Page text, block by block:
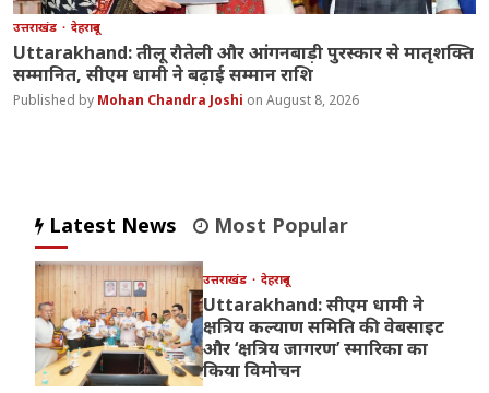
उत्तराखंड देहरादून
Uttarakhand: तीलू रौतेली और आंगनबाड़ी पुरस्कार से मातृशक्ति
सम्मानित, सीएम धामी ने बढ़ाई सम्मान राशि
Mohan Chandra Joshi August 8, 2026
Latest News Most Popular
उत्तराखंड देहरादून
Uttarakhand: सीएम धामी ने
क्षत्रिय कल्याण समिति की वेबसाइट
और ‘क्षत्रिय जागरण’ स्मारिका का
किया विमोचन